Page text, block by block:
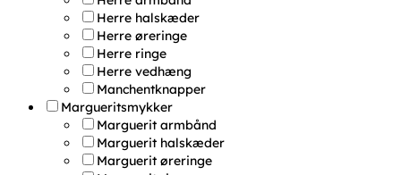
Herre halskæder
Herre øreringe
Herre ringe
Herre vedhæng
Manchentknapper
Margueritsmykker
Marguerit armbånd
Marguerit halskæder
Marguerit øreringe